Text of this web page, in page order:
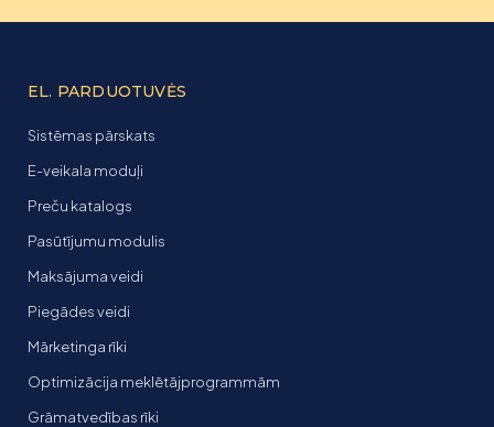
EL. PARDUOTUVĖS
Sistēmas pārskats
E-veikala moduļi
Preču katalogs
Pasūtījumu modulis
Maksājuma veidi
Piegādes veidi
Mārketinga rīki
Optimizācija meklētājprogrammām
Grāmatvedības rīki